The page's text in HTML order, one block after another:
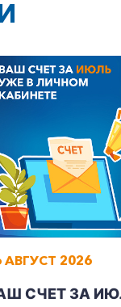
АВГУСТ 2026
СЧЕТ ЗА